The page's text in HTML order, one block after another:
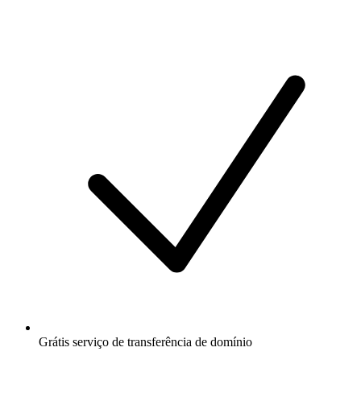
Grátis serviço de transferência de domínio